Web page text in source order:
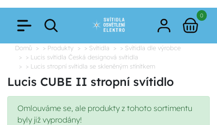
0
Domů > Produkty > Svítidla
> Svítidla dle výrobce
> Lucis svítidla Česká designová svítidla
> Lucis stropní svítidla se skleněným stínítkem
Lucis CUBE II stropní svítidlo
Omlouváme se, ale produkty z tohoto sortimentu
byly již vyprodány!